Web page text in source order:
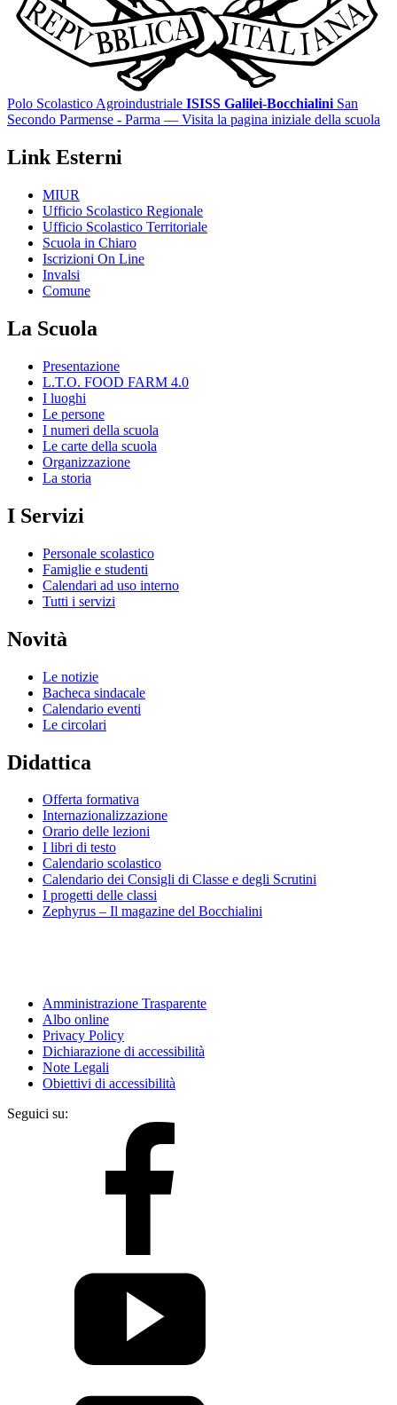
Polo Scolastico Agroindustriale ISISS Galilei-Bocchialini San
Secondo Parmense - Parma — Visita la pagina iniziale della scuola
Link Esterni
MIUR
Ufficio Scolastico Regionale
Ufficio Scolastico Territoriale
Scuola in Chiaro
Iscrizioni On Line
Invalsi
Comune
La Scuola
Presentazione
L.T.O. FOOD FARM 4.0
I luoghi
Le persone
I numeri della scuola
Le carte della scuola
Organizzazione
La storia
I Servizi
Personale scolastico
Famiglie e studenti
Calendari ad uso interno
Tutti i servizi
Novità
Le notizie
Bacheca sindacale
Calendario eventi
Le circolari
Didattica
Offerta formativa
Internazionalizzazione
Orario delle lezioni
I libri di testo
Calendario scolastico
Calendario dei Consigli di Classe e degli Scrutini
I progetti delle classi
Zephyrus – Il magazine del Bocchialini
Amministrazione Trasparente
Albo online
Privacy Policy
Dichiarazione di accessibilità
Note Legali
Obiettivi di accessibilità
Seguici su: